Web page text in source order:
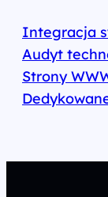
Integracja
Audyt
Strony